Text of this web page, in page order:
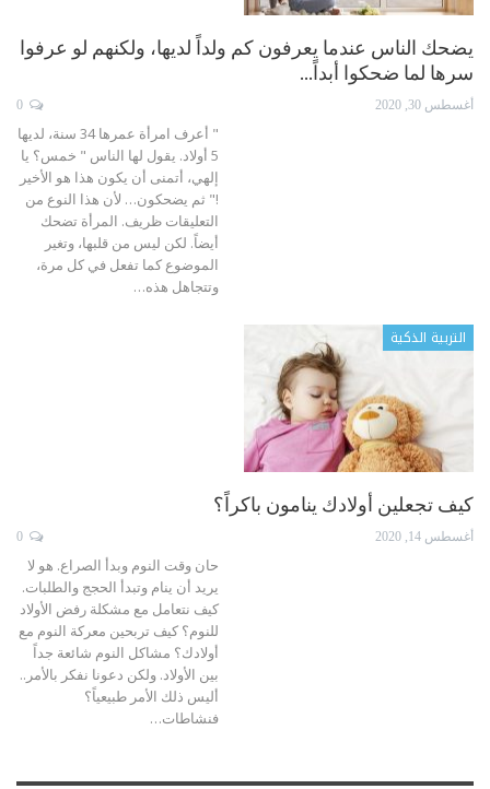
يضحك الناس عندما يعرفون كم ولداً لديها، ولكنهم لو عرفوا
سرها لما ضحكوا أبداً…
أغسطس 30, 2020
" أعرف امرأة عمرها 34 سنة، لديها
5 أولاد. يقول لها الناس " خمس؟ يا
إلهي، أتمنى أن يكون هذا هو الأخير
!" ثم يضحكون… لأن هذا النوع من
التعليقات ظريف. المرأة تضحك
أيضاً. لكن ليس من قلبها، وتغير
الموضوع كما تفعل في كل مرة،
وتتجاهل هذه…
التربية الذكية
كيف تجعلين أولادك ينامون باكراً؟
أغسطس 14, 2020
حان وقت النوم وبدأ الصراع. هو لا
يريد أن ينام وتبدأ الحجج والطلبات.
كيف نتعامل مع مشكلة رفض الأولاد
للنوم؟ كيف تربحين معركة النوم مع
أولادك؟ مشاكل النوم شائعة جداً
بين الأولاد. ولكن دعونا نفكر بالأمر..
أليس ذلك الأمر طبيعياً؟
فنشاطات…